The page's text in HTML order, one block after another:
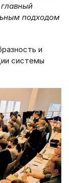
подходом
и
системы